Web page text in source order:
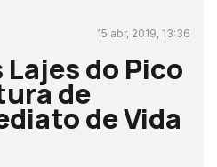
15 abr, 2019, 13:36
do Pico
de
de Vida